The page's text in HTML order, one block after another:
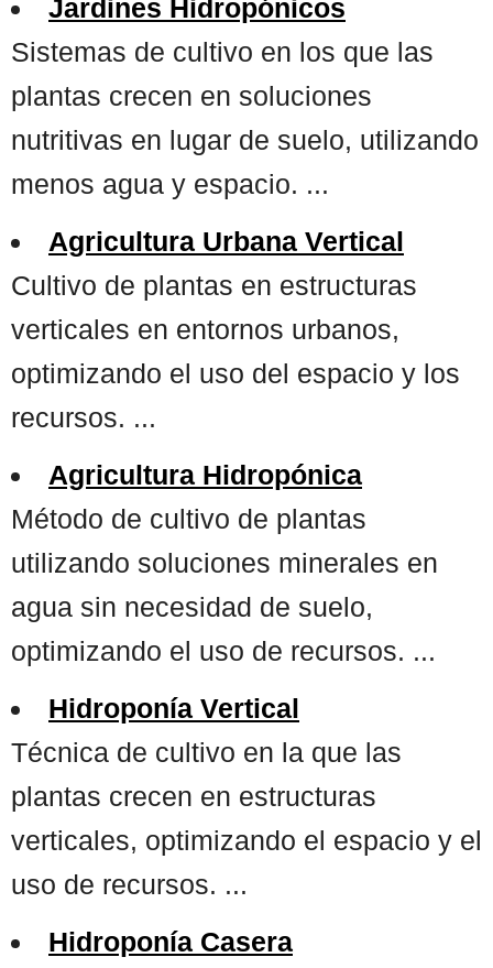
Jardines Hidropónicos
Sistemas de cultivo en los que las
plantas crecen en soluciones
nutritivas en lugar de suelo, utilizando
menos agua y espacio. ...
Agricultura Urbana Vertical
Cultivo de plantas en estructuras
verticales en entornos urbanos,
optimizando el uso del espacio y los
recursos. ...
Agricultura Hidropónica
Método de cultivo de plantas
utilizando soluciones minerales en
agua sin necesidad de suelo,
optimizando el uso de recursos. ...
Hidroponía Vertical
Técnica de cultivo en la que las
plantas crecen en estructuras
verticales, optimizando el espacio y el
uso de recursos. ...
Hidroponía Casera